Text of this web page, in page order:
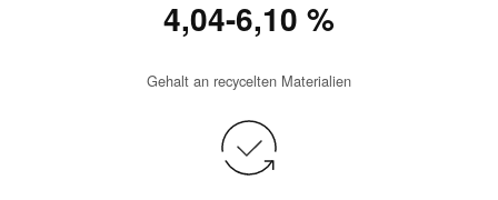
4,04-6,10 %
Gehalt an recycelten Materialien